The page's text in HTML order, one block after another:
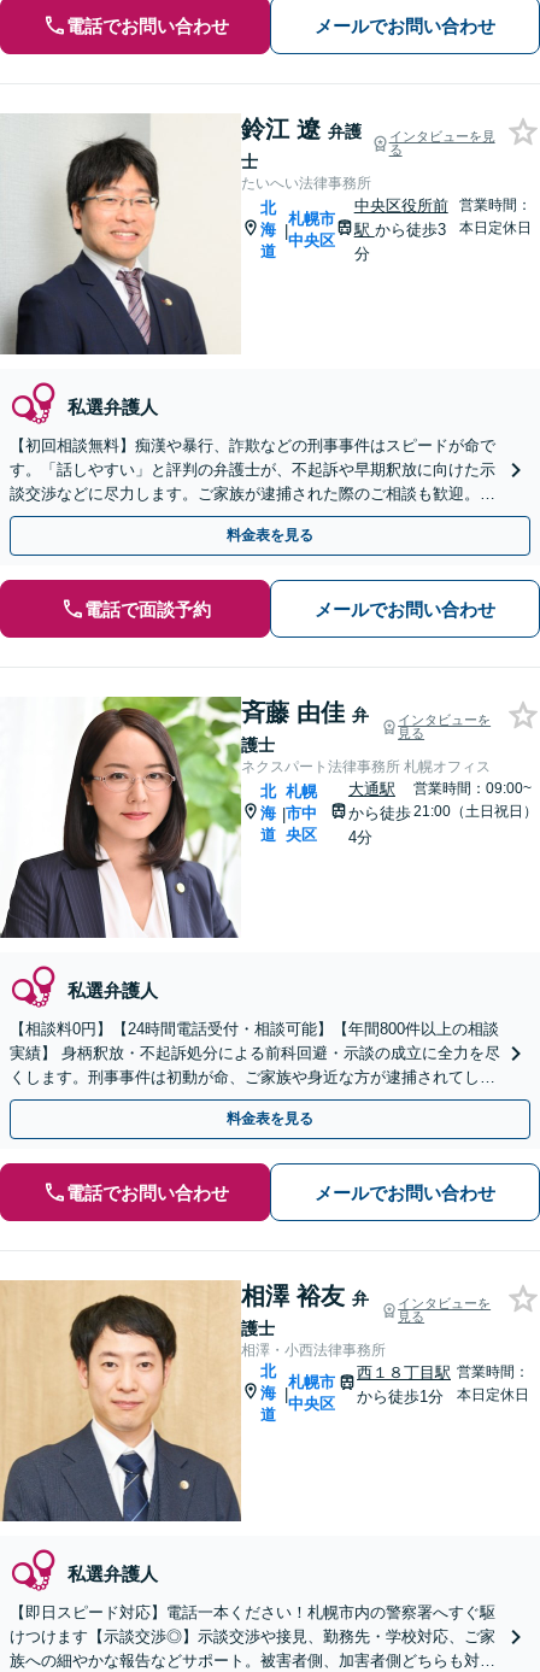
電話でお問い合わせ メールでお問い合わせ
鈴江 遼 弁護
士
インタビューを見
る
たいへい法律事務所
北
海
道
|
札幌市
中央区
中央区役所前
駅 から徒歩3
分
営業時間：
本日定休日
私選弁護人
【初回相談無料】痴漢や暴行、詐欺などの刑事事件はスピードが命で
す。「話しやすい」と評判の弁護士が、不起訴や早期釈放に向けた示
談交渉などに尽力します。ご家族が逮捕された際のご相談も歓迎。Ｗ
ＥＢ面談可。一人で悩まずまずはご相談ください。
料金表を見る
電話で面談予約 メールでお問い合わせ
斉藤 由佳 弁
護士
インタビューを
見る
ネクスパート法律事務所 札幌オフィス
北
海
道
|
札幌
市中
央区
大通駅
から徒歩
4分
営業時間：09:00~
21:00（土日祝日）
私選弁護人
【相談料0円】【24時間電話受付・相談可能】【年間800件以上の相談
実績】 身柄釈放・不起訴処分による前科回避・示談の成立に全力を尽
くします。刑事事件は初動が命、ご家族や身近な方が逮捕されてしま
ったら一刻も早くお電話ください。
料金表を見る
電話でお問い合わせ メールでお問い合わせ
相澤 裕友 弁
護士
インタビューを
見る
相澤・小西法律事務所
北
海
道
|
札幌市
中央区
西１８丁目駅
から徒歩1分
営業時間：
本日定休日
私選弁護人
【即日スピード対応】電話一本ください！札幌市内の警察署へすぐ駆
けつけます【示談交渉◎】示談交渉や接見、勤務先・学校対応、ご家
族への細やかな報告などサポート。被害者側、加害者側どちらも対応